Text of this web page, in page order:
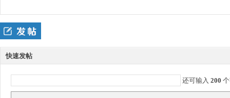
九
快速发帖
还可输入 200